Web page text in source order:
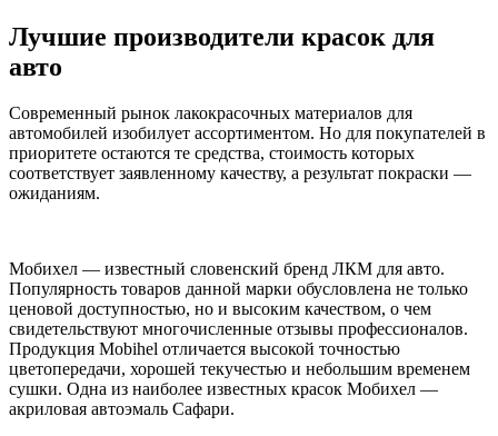
Лучшие производители красок для
авто
Современный рынок лакокрасочных материалов для
автомобилей изобилует ассортиментом. Но для покупателей в
приоритете остаются те средства, стоимость которых
соответствует заявленному качеству, а результат покраски —
ожиданиям.
Мобихел — известный словенский бренд ЛКМ для авто.
Популярность товаров данной марки обусловлена не только
ценовой доступностью, но и высоким качеством, о чем
свидетельствуют многочисленные отзывы профессионалов.
Продукция Mobihel отличается высокой точностью
цветопередачи, хорошей текучестью и небольшим временем
сушки. Одна из наиболее известных красок Мобихел —
акриловая автоэмаль Сафари.